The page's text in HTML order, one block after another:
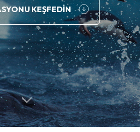
KEŞFEDİN
İki Kişi Tek Kişi
SMS kanalları ile iletişime geçilmesine
Politikasınıokudum ve kabul